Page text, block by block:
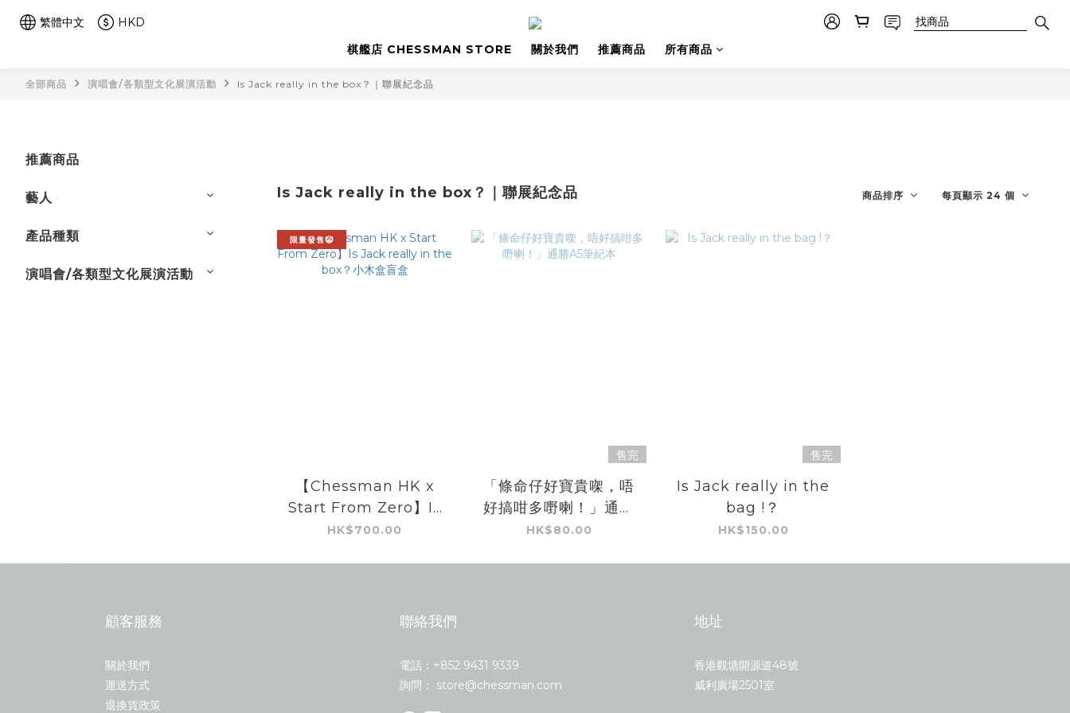
繁體中文
HKD
棋艦店 CHESSMAN STORE
關於我們 推薦商品 所有商品
全部商品 演唱會/各類型文化展演活動 Is Jack really in the box？｜聯展紀念品
推薦商品
藝人
產品種類
演唱會/各類型文化展演活動
Is Jack really in the box？｜聯展紀念品 商品排序 每頁顯示 24 個
限量發售🤡
【Chessman HK x
Start From Zero】Is
Jack really in the
HK$700.00
售完
「條命仔好寶貴㗎，唔
好搞咁多嘢喇！」通勝
A5筆紀本
HK$80.00
售完
Is Jack really in the
bag !？
HK$150.00
顧客服務
關於我們
運送方式
退換貨政策
聯絡我們
電話：+852 9431 9339
詢問： store@chessman.com
地址
香港觀塘開源道48號
威利廣場2501室